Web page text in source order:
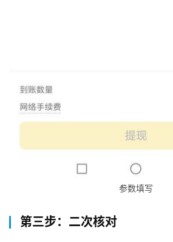
参数填写
第三步：二次核对